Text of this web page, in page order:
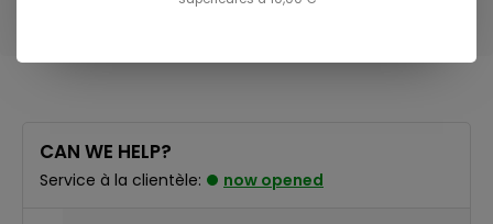
CAN WE HELP?
Service à la clientèle: now opened